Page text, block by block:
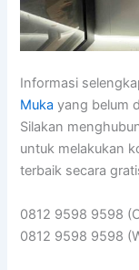
Informasi
Muka yang belum
Silakan
untuk melakukan
terbaik secara
0812 9598 9598
0812 9598 9598